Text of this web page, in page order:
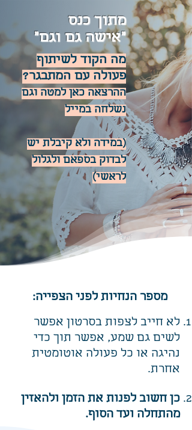
מתוך כנס
"אישה גם וגם"
מה הקוד לשיתוף
פעולה עם המתבגר?
ההרצאה כאן למטה וגם
נשלחה במייל
(במידה ולא קיבלת יש
לבדוק בספאם ולגלול
לראשי)
מספר הנחיות לפני הצפייה:
לא חייב לצפות בסרטון אפשר
לשים גם שמע, אפשר תוך כדי
נהיגה או כל פעולה אוטומטית
אחרת.
כן חשוב לפנות את הזמן ולהאזין
מהתחלה ועד הסוף.